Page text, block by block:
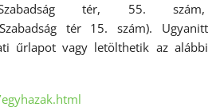
Szabadság tér, 55. szám,
tér 15. szám). Ugyanitt
űrlapot vagy letölthetik az alábbi